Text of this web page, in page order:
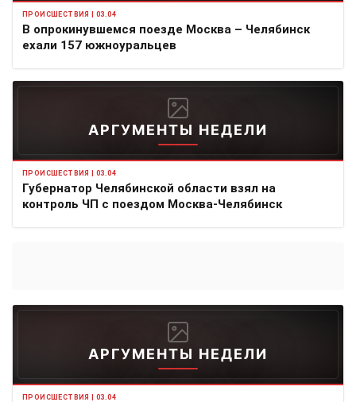
ПРОИСШЕСТВИЯ | 03.04
В опрокинувшемся поезде Москва – Челябинск
ехали 157 южноуральцев
АРГУМЕНТЫ НЕДЕЛИ
ПРОИСШЕСТВИЯ | 03.04
Губернатор Челябинской области взял на
контроль ЧП с поездом Москва-Челябинск
АРГУМЕНТЫ НЕДЕЛИ
ПРОИСШЕСТВИЯ | 03.04